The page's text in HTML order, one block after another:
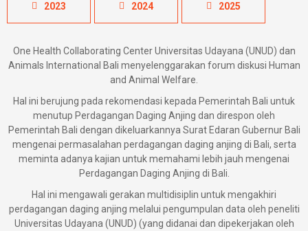
2023 2024 2025
One Health Collaborating Center Universitas Udayana (UNUD) dan
Animals International Bali menyelenggarakan forum diskusi Human
and Animal Welfare.
Hal ini berujung pada rekomendasi kepada Pemerintah Bali untuk
menutup Perdagangan Daging Anjing dan direspon oleh
Pemerintah Bali dengan dikeluarkannya Surat Edaran Gubernur Bali
mengenai permasalahan perdagangan daging anjing di Bali, serta
meminta adanya kajian untuk memahami lebih jauh mengenai
Perdagangan Daging Anjing di Bali.
Hal ini mengawali gerakan multidisiplin untuk mengakhiri
perdagangan daging anjing melalui pengumpulan data oleh peneliti
Universitas Udayana (UNUD) (yang didanai dan dipekerjakan oleh